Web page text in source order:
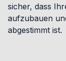
sicher, dass
aufzubauen
abgestimmt ist.